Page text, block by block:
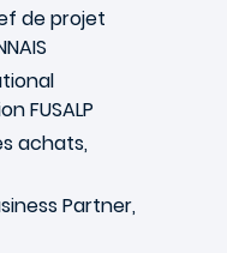
de projet
FUSALP
achats,
Partner,